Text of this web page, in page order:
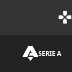
SERIE A